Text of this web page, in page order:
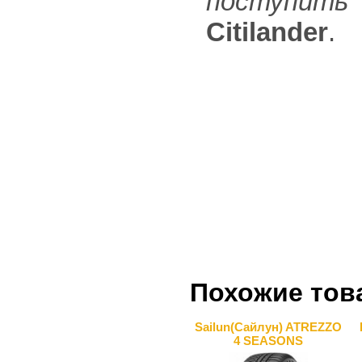
Citilander.
Похожие
Sailun(Сайлун) ATREZZO
4 SEASONS